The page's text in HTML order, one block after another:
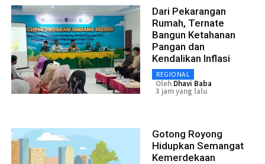
Dari Pekarangan
Rumah, Ternate
Bangun Ketahanan
Pangan dan
Kendalikan Inflasi
REGIONAL
Oleh Dhavi Baba
3 jam yang lalu
Gotong Royong
Hidupkan Semangat
Kemerdekaan